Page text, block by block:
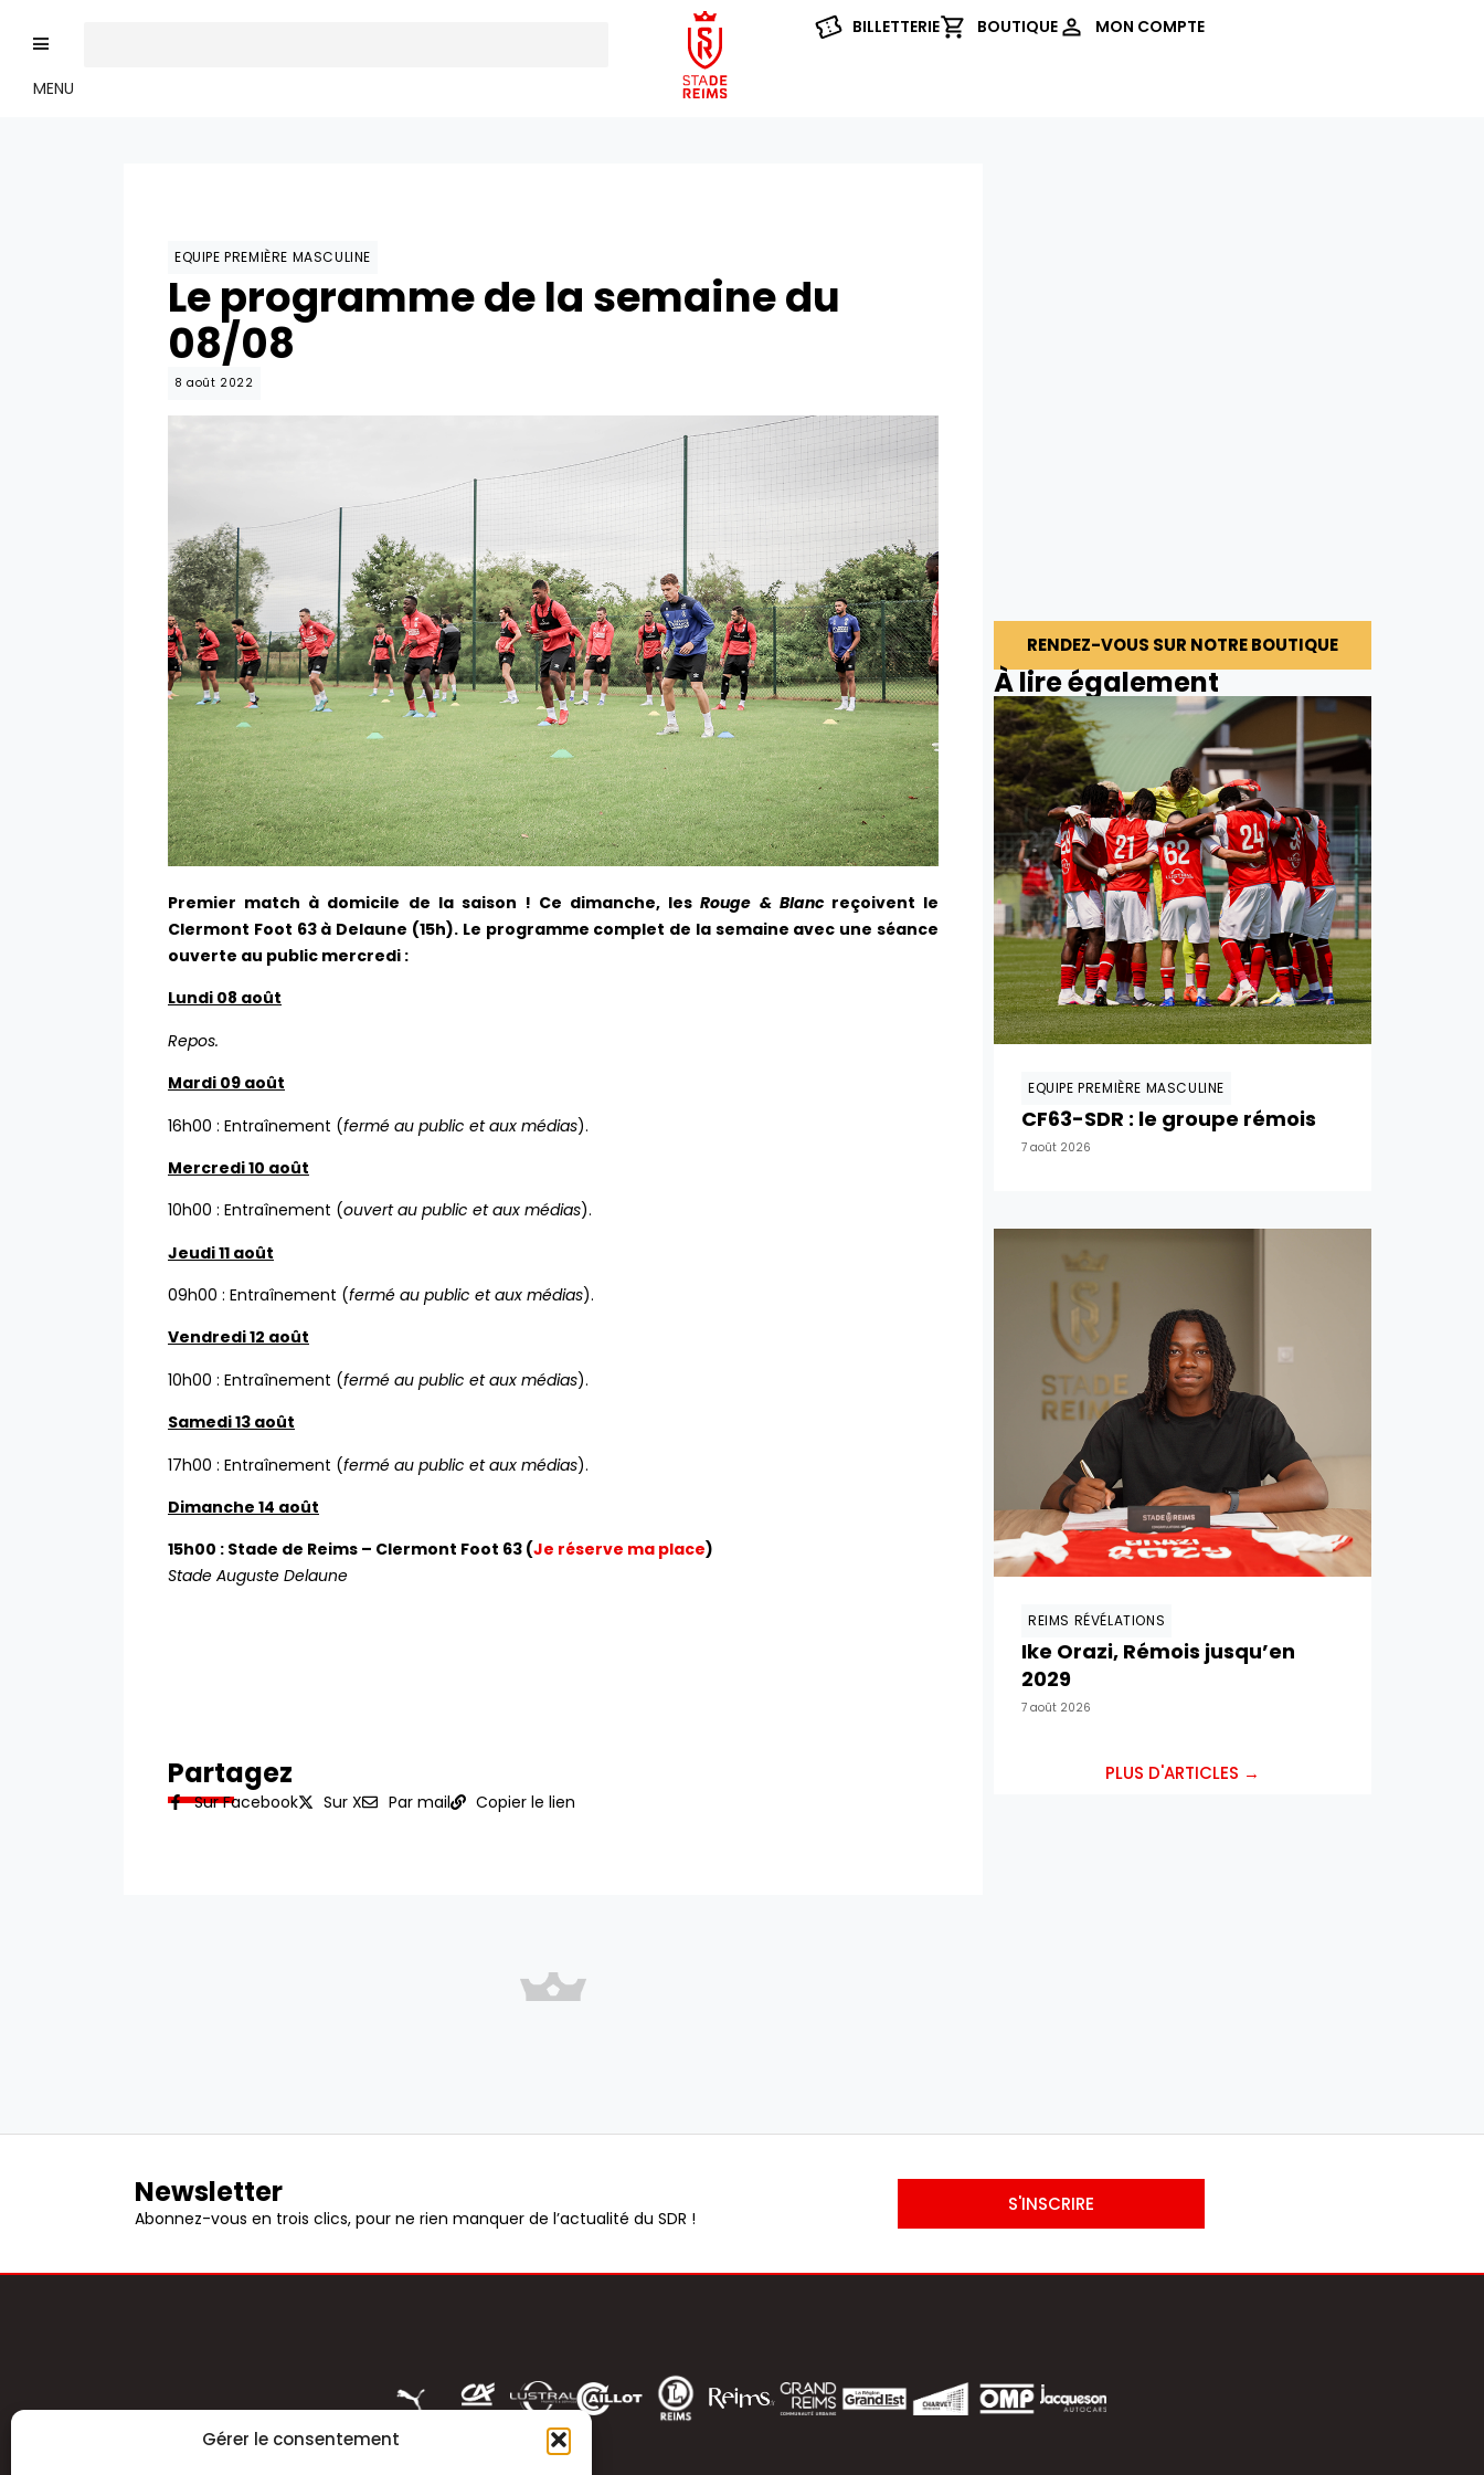
Gérer le consentement
MENU
BILLETTERIE BOUTIQUE MON COMPTE
EQUIPE PREMIÈRE MASCULINE
Le programme de la semaine du
08/08
8 août 2022
Premier match à domicile de la saison ! Ce dimanche, lesRouge & Blancreçoivent le
Clermont Foot 63 à Delaune (15h). Le programme complet de la semaine avec une séance
ouverte au public mercredi :
Lundi 08 août
Repos.
Mardi 09 août
16h00 : Entraînement (fermé au public et aux médias).
Mercredi 10 août
10h00 : Entraînement (ouvert au public et aux médias).
Jeudi 11 août
09h00 : Entraînement (fermé au public et aux médias).
Vendredi 12 août
10h00 : Entraînement (fermé au public et aux médias).
Samedi 13 août
17h00 : Entraînement (fermé au public et aux médias).
Dimanche 14 août
15h00 : Stade de Reims – Clermont Foot 63 (Je réserve ma place)
Stade Auguste Delaune
Partagez
Sur Facebook Sur X Par mail Copier le lien
RENDEZ-VOUS SUR NOTRE BOUTIQUE
À lire également
EQUIPE PREMIÈRE MASCULINE
CF63-SDR : le groupe rémois
7 août 2026
REIMS RÉVÉLATIONS
Ike Orazi, Rémois jusqu’en
2029
7 août 2026
PLUS D'ARTICLES →
Newsletter
Abonnez-vous en trois clics, pour ne rien manquer de l’actualité du SDR !
S'INSCRIRE